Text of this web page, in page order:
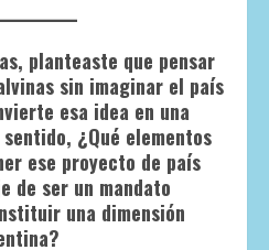
planteaste que pensar
sin imaginar el país
esa idea en una
¿Qué elementos
ese proyecto de país
de ser un mandato
una dimensión